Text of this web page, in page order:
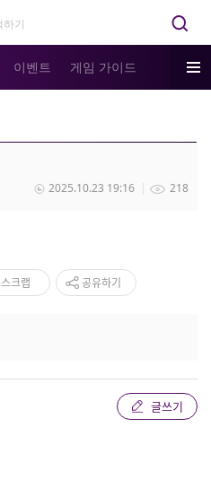
이벤트 게임 가이드
218
2025.10.23 19:16
스크랩 공유하기
글쓰기